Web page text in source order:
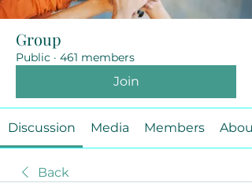
Group
Public · 461 members
Join
Discussion Media Members About
Back